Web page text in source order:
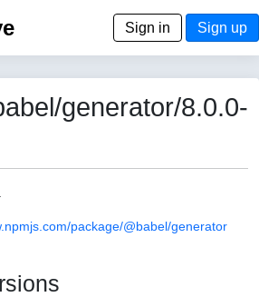
Sign in Sign up
generator/8.0.0-
package/@babel/generator